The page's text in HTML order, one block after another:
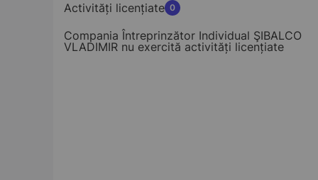
Activități licențiate 0
Compania Întreprinzător Individual ŞIBALCO
VLADIMIR nu exercită activități licențiate